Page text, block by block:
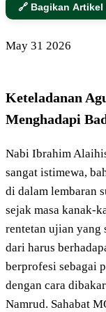
🔗 Bagikan Artikel
May 31 2026
Keteladanan
Menghadapi
Nabi Ibrahim
sangat istimewa,
di dalam lembaran
sejak masa kanak-
rentetan ujian yang
dari harus
berprofesi sebagai
dengan cara
Namrud. Sahabat